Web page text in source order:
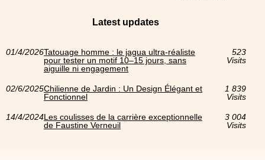
Latest updates
01/4/2026Tatouage homme : le jagua ultra‑réaliste
pour tester un motif 10–15 jours, sans
aiguille ni engagement
523
Visits
02/6/2025Chilienne de Jardin : Un Design Élégant et
Fonctionnel
1 839
Visits
14/4/2024Les coulisses de la carrière exceptionnelle
de Faustine Verneuil
3 004
Visits